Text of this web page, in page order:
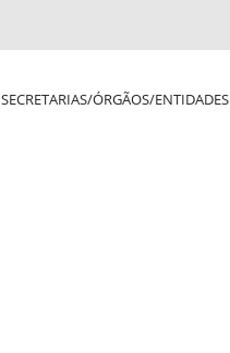
SECRETARIAS/ÓRGÃOS/ENTIDADES